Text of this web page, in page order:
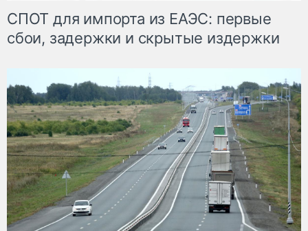
СПОТ для импорта из ЕАЭС: первые
сбои, задержки и скрытые издержки